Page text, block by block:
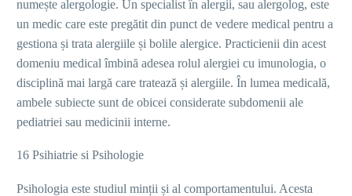
numește alergologie. Un specialist în alergii, sau alergolog, este
un medic care este pregătit din punct de vedere medical pentru a
gestiona și trata alergiile și bolile alergice. Practicienii din acest
domeniu medical îmbină adesea rolul alergiei cu imunologia, o
disciplină mai largă care tratează și alergiile. În lumea medicală,
ambele subiecte sunt de obicei considerate subdomenii ale
pediatriei sau medicinii interne.
16 Psihiatrie si Psihologie
Psihologia este studiul minții și al comportamentului. Acesta